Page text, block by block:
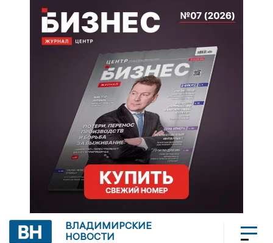
ВЛАДИМИРСКИЕ
НОВОСТИ